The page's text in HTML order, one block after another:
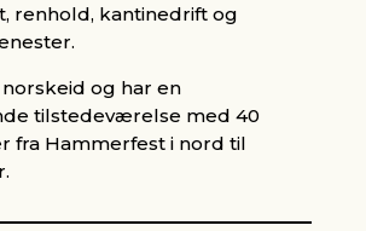
renhold, kantinedrift og
og har en
tilstedeværelse med 40
fra Hammerfest i nord til